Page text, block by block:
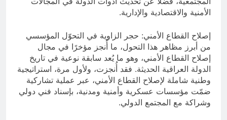
الأمنية والاقتصادية والإدارية.
إصلاح القطاع الأمني: حجر الزاوية في التحوّل المؤسسي
من أبرز مظاهر هذا التحول، ما أُنجز مؤخرًا في مجال
إصلاح القطاع الأمني، وهو ما يُعد سابقة نوعية في تاريخ
الدولة العراقية الحديثة. فقد أُنجزت، ولأول مرة، استراتيجية
وطنية شاملة لإصلاح القطاع الأمني، عبر عملية تشاركية
ضمّت مؤسسات عسكرية وأمنية ومدنية، بإسناد فني دولي
وشراكة مع المجتمع الدولي.